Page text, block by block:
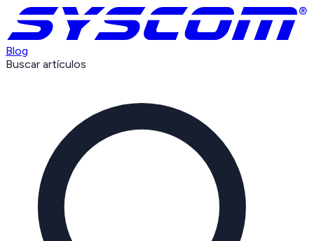
Blog
Buscar artículos